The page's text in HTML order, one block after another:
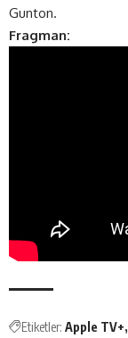
Gunton.
Fragman:
Etiketler: Apple TV+